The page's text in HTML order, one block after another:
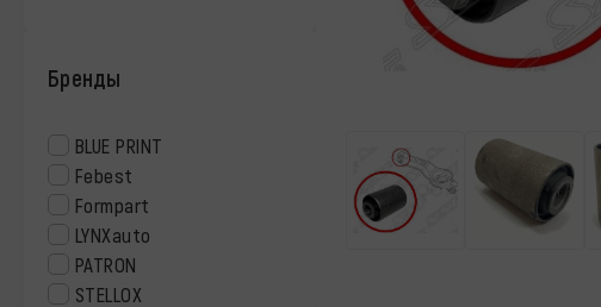
Бренды
BLUE PRINT
Febest
Formpart
LYNXauto
PATRON
STELLOX